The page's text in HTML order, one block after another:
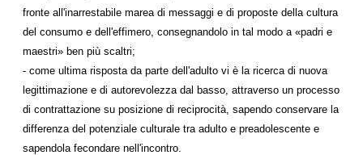
fronte all'inarrestabile marea di messaggi e di proposte della cultura
del consumo e dell'effimero, consegnandolo in tal modo a «padri e
maestri» ben più scaltri;
- come ultima risposta da parte dell'adulto vi è la ricerca di nuova
legittimazione e di autorevolezza dal basso, attraverso un processo
di contrattazione su posizione di reciprocità, sapendo conservare la
differenza del potenziale culturale tra adulto e preadolescente e
sapendola fecondare nell'incontro.